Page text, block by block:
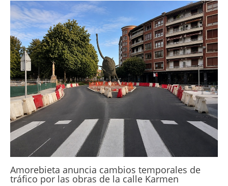
Amorebieta anuncia cambios temporales de
tráfico por las obras de la calle Karmen